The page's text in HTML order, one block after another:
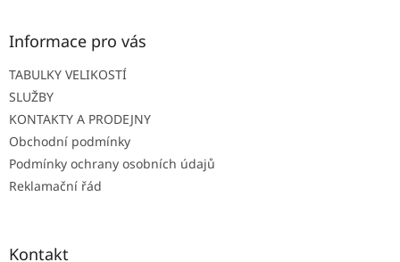
s
Informace pro vás
TABULKY VELIKOSTÍ
SLUŽBY
KONTAKTY A PRODEJNY
Obchodní podmínky
Podmínky ochrany osobních údajů
Reklamační řád
Kontakt